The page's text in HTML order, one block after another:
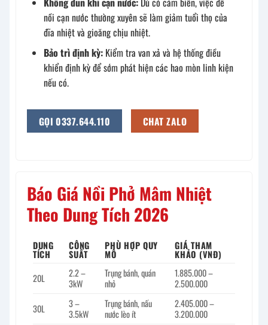
nồi cạn nước thường xuyên sẽ làm giảm tuổi thọ của
đĩa nhiệt và gioăng chịu nhiệt.
Bảo trì định kỳ: Kiểm tra van xả và hệ thống điều
khiển định kỳ để sớm phát hiện các hao mòn linh kiện
nếu có.
GỌI 0337.644.110 CHAT ZALO
Báo Giá Nồi Phở Mâm Nhiệt
Theo Dung Tích 2026
DUNG
TÍCH
CÔNG
SUẤT
PHÙ HỢP QUY
MÔ
GIÁ THAM
KHẢO (VNĐ)
20L
2.2 –
3kW
Trụng bánh, quán
nhỏ
1.885.000 –
2.500.000
30L
3 –
3.5kW
Trụng bánh, nấu
nước lèo ít
2.405.000 –
3.200.000